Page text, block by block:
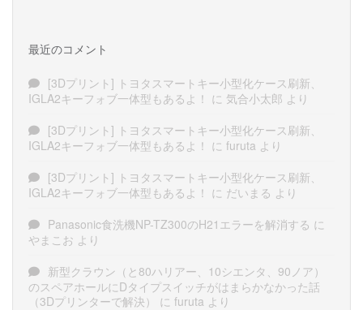
最近のコメント
[3Dプリント] トヨタスマートキー小型化ケース刷新、
IGLA2キーフォブ一体型もあるよ！ に 気合小太郎 より
[3Dプリント] トヨタスマートキー小型化ケース刷新、
IGLA2キーフォブ一体型もあるよ！ に furuta より
[3Dプリント] トヨタスマートキー小型化ケース刷新、
IGLA2キーフォブ一体型もあるよ！ に だいまる より
Panasonic食洗機NP-TZ300のH21エラーを解消する に
やまこお より
新型クラウン（と80ハリアー、10シエンタ、90ノア）
のスペアホールにDタイプスイッチがはまらかなかった話
（3Dプリンターで解決）
に furuta より